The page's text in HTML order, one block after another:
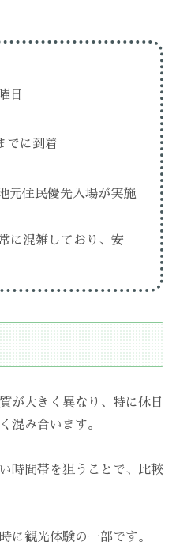
日
でに到着
元住民優先入場が実施
に混雑しており、安
が大きく異なり、特に休日
混み合います。
時間帯を狙うことで、比較
に観光体験の一部です。